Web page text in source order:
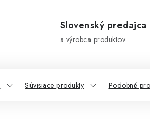
Slovenský predajca
a výrobca produktov
Súvisiace produkty Podobné